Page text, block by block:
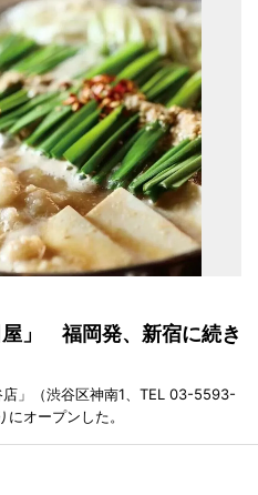
」 福岡発、新宿に続き
」（渋谷区神南1、TEL 03-5593-
オープンした。